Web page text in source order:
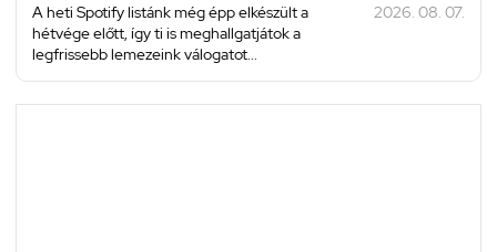
A heti Spotify listánk még épp elkészült a
hétvége előtt, így ti is meghallgatjátok a
legfrissebb lemezeink válogatot...
2026. 08. 07.